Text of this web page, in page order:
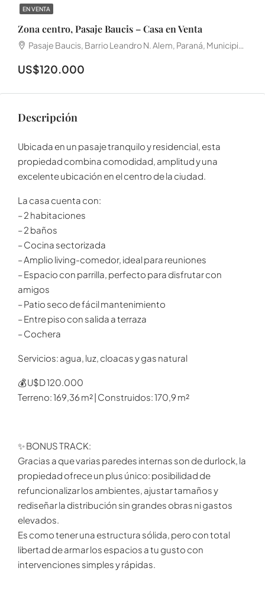
EN VENTA
Zona centro, Pasaje Baucis – Casa en Venta
Pasaje Baucis, Barrio Leandro N. Alem, Paraná, Municipio de Paraná, Distrito Sauce, Departamento Paraná, E3100, Argentina
US$120.000
Descripción
Ubicada en un pasaje tranquilo y residencial, esta
propiedad combina comodidad, amplitud y una
excelente ubicación en el centro de la ciudad.
La casa cuenta con:
– 2 habitaciones
– 2 baños
– Cocina sectorizada
– Amplio living-comedor, ideal para reuniones
– Espacio con parrilla, perfecto para disfrutar con
amigos
– Patio seco de fácil mantenimiento
– Entre piso con salida a terraza
– Cochera
Servicios: agua, luz, cloacas y gas natural
💰 U$D 120.000
Terreno: 169,36 m² | Construidos: 170,9 m²
✨ BONUS TRACK:
Gracias a que varias paredes internas son de durlock, la
propiedad ofrece un plus único: posibilidad de
refuncionalizar los ambientes, ajustar tamaños y
rediseñar la distribución sin grandes obras ni gastos
elevados.
Es como tener una estructura sólida, pero con total
libertad de armar los espacios a tu gusto con
intervenciones simples y rápidas.